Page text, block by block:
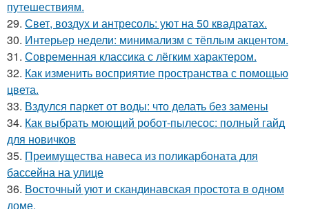
путешествиям.
29. Свет, воздух и антресоль: уют на 50 квадратах.
30. Интерьер недели: минимализм с тёплым акцентом.
31. Современная классика с лёгким характером.
32. Как изменить восприятие пространства с помощью
цвета.
33. Вздулся паркет от воды: что делать без замены
34. Как выбрать моющий робот-пылесос: полный гайд
для новичков
35. Преимущества навеса из поликарбоната для
бассейна на улице
36. Восточный уют и скандинавская простота в одном
доме.